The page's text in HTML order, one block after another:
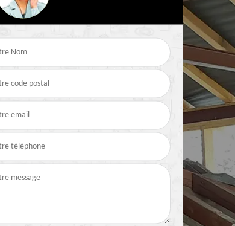
Entreprise de toiture
Pose de bâche et
bâchage de toiture 28